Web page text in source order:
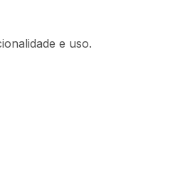
e uso.